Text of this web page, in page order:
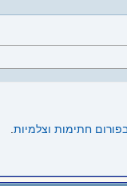
חתימות וצלמיות.